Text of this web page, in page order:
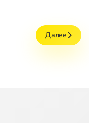
Далее